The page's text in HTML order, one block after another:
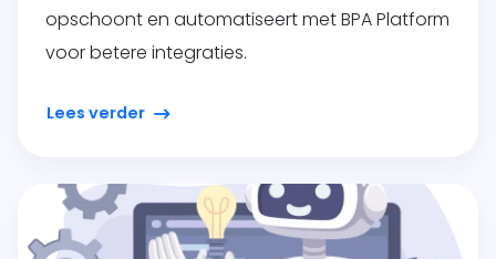
opschoont en automatiseert met BPA Platform
voor betere integraties.
Lees verder